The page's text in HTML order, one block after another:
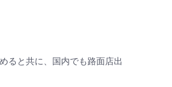
ると共に、国内でも路面店出